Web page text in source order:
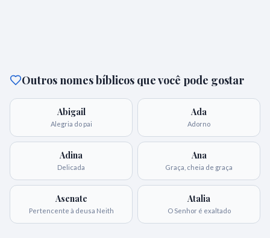
Outros nomes bíblicos que você pode gostar
Abigail
Alegria do pai
Ada
Adorno
Adina
Delicada
Ana
Graça, cheia de graça
Asenate
Pertencente à deusa Neith
Atalia
O Senhor é exaltado